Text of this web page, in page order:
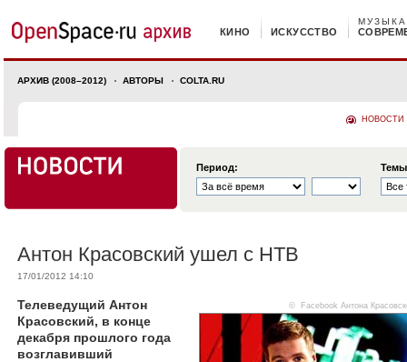
КИНО ИСКУССТВО
МУЗЫКА
АРХИВ (2008–2012) АВТОРЫ COLTA.RU
НОВОСТИ
Период:
Антон Красовский ушел с НТВ
17/01/2012 14:10
© Facebook Антона
Телеведущий Антон
Красовский, в конце
декабря прошлого года
возглавивший